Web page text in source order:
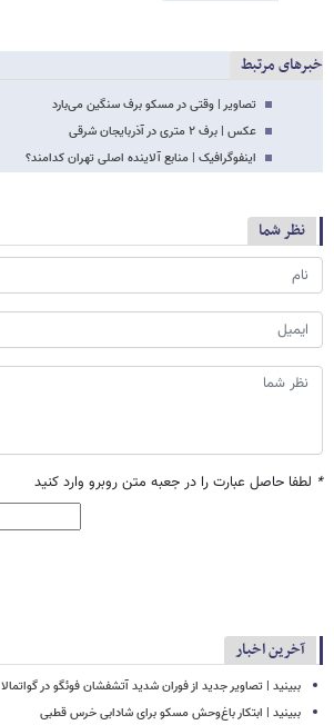
خبرهای مرتبط
تصاویر | وقتی در مسکو برف سنگین می‌بارد
عکس | برف‌ ۲ متری در آذربایجان شرقی
اینفوگرافیک | منابع آلاینده اصلی تهران کدامند؟
نظر شما
* لطفا حاصل عبارت را در جعبه متن روبرو وارد کنید
آخرین اخبار
ببینید | تصاویر جدید از فوران شدید آتشفشان فوئگو در گواتمالا
ببینید | ابتکار باغ‌وحش مسکو برای شادابی خرس قطبی